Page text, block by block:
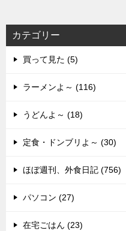
カテゴリー
買って見た (5)
ラーメンよ～ (116)
うどんよ～ (18)
定食・ドンブリよ～ (30)
ほぼ週刊、外食日記 (756)
パソコン (27)
在宅ごはん (23)